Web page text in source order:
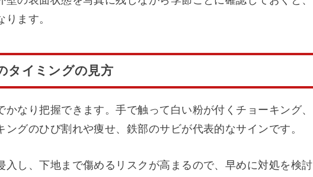
ます。
タイミングの見方
なり把握できます。手で触って白い粉が付くチョーキング、
グのひび割れや痩せ、鉄部のサビが代表的なサインです。
入し、下地まで傷めるリスクが高まるので、早めに対処を検討